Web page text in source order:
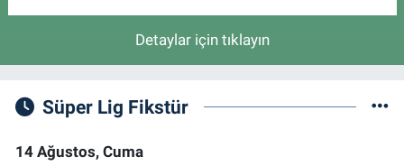
Detaylar için tıklayın
Süper Lig Fikstür
14 Ağustos, Cuma